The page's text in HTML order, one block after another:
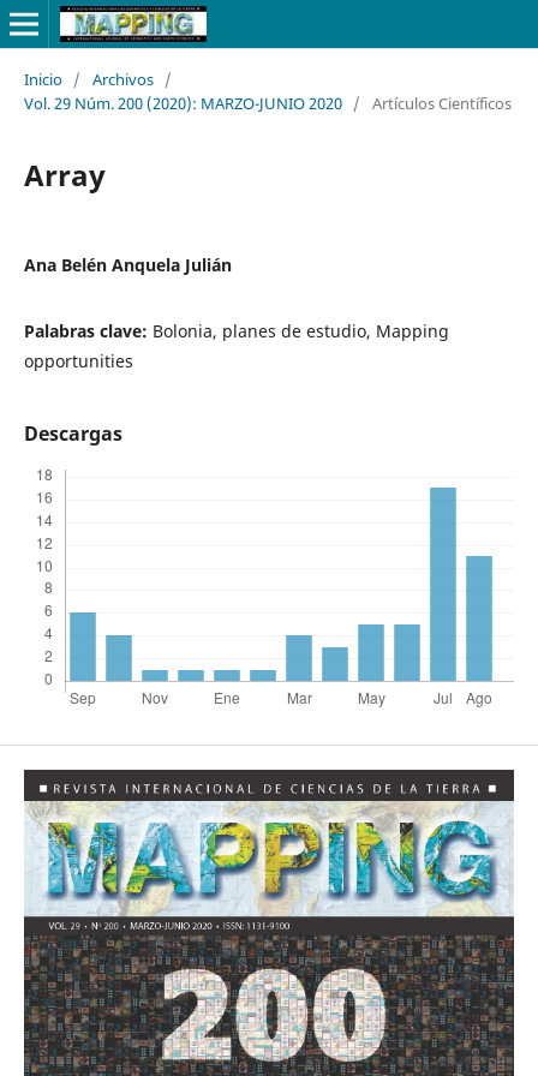
Inicio / Archivos /
Vol. 29 Núm. 200 (2020): MARZO-JUNIO 2020 / Artículos Científicos
Array
Ana Belén Anquela Julián
Palabras clave: Bolonia, planes de estudio, Mapping
opportunities
Descargas